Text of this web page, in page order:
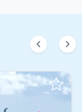
chevron_left chevron_right